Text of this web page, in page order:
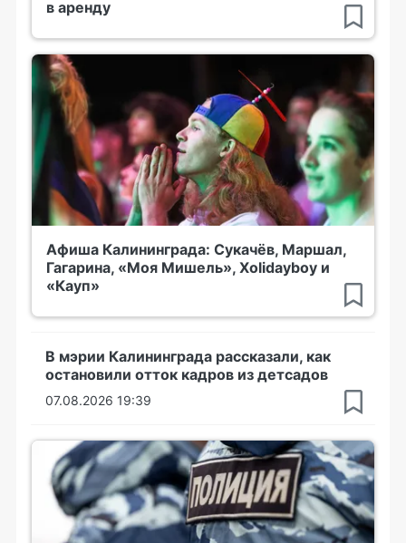
в аренду
Афиша Калининграда: Сукачёв, Маршал,
Гагарина, «Моя Мишель», Xolidayboy и
«Кауп»
В мэрии Калининграда рассказали, как
остановили отток кадров из детсадов
07.08.2026 19:39